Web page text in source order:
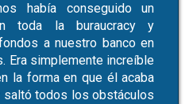
había conseguido un
toda la buraucracy y
a nuestro banco en
Era simplemente increíble
la forma en que él acaba
saltó todos los obstáculos